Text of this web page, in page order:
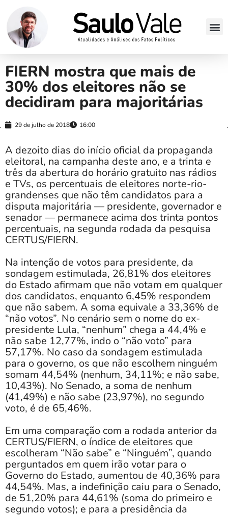
FIERN mostra que mais de
30% dos eleitores não se
decidiram para majoritárias
29 de julho de 2018 16:00
A dezoito dias do início oficial da propaganda
eleitoral, na campanha deste ano, e a trinta e
três da abertura do horário gratuito nas rádios
e TVs, os percentuais de eleitores norte-rio-
grandenses que não têm candidatos para a
disputa majoritária — presidente, governador e
senador — permanece acima dos trinta pontos
percentuais, na segunda rodada da pesquisa
CERTUS/FIERN.
Na intenção de votos para presidente, da
sondagem estimulada, 26,81% dos eleitores
do Estado afirmam que não votam em qualquer
dos candidatos, enquanto 6,45% respondem
que não sabem. A soma equivale a 33,36% de
“não votos”. No cenário sem o nome do ex-
presidente Lula, “nenhum” chega a 44,4% e
não sabe 12,77%, indo o “não voto” para
57,17%. No caso da sondagem estimulada
para o governo, os que não escolhem ninguém
somam 44,54% (nenhum, 34,11%; e não sabe,
10,43%). No Senado, a soma de nenhum
(41,49%) e não sabe (23,97%), no segundo
voto, é de 65,46%.
Em uma comparação com a rodada anterior da
CERTUS/FIERN, o índice de eleitores que
escolheram “Não sabe” e “Ninguém”, quando
perguntados em quem irão votar para o
Governo do Estado, aumentou de 40,36% para
44,54%. Mas, a indefinição caiu para o Senado,
de 51,20% para 44,61% (soma do primeiro e
segundo votos); e para a presidência da